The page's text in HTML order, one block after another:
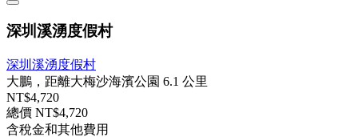
深圳溪湧度假村
深圳溪湧度假村
大鵬，距離大梅沙海濱公園 6.1 公里
NT$4,720
總價 NT$4,720
含稅金和其他費用